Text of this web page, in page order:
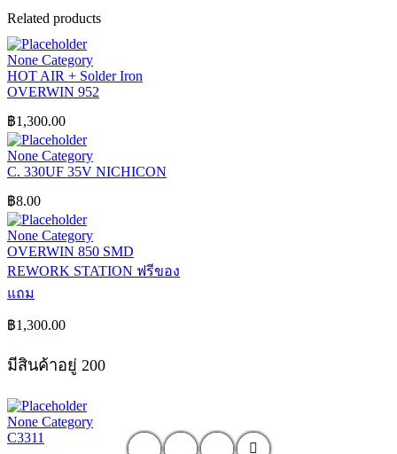
Related products
None Category
HOT AIR + Solder Iron
OVERWIN 952
฿1,300.00
None Category
C. 330UF 35V NICHICON
฿8.00
None Category
OVERWIN 850 SMD
REWORK STATION ฟรีของ
แถม
฿1,300.00
มีสินค้าอยู่ 200
None Category
C3311